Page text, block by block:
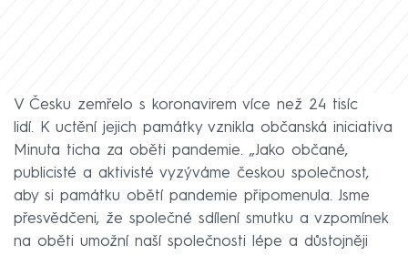
V Česku zemřelo s koronavirem více než 24 tisíc
lidí. K uctění jejich památky vznikla občanská iniciativa
Minuta ticha za oběti pandemie. „Jako občané,
publicisté a aktivisté vyzýváme českou společnost,
aby si památku obětí pandemie připomenula. Jsme
přesvědčeni, že společné sdílení smutku a vzpomínek
na oběti umožní naší společnosti lépe a důstojněji